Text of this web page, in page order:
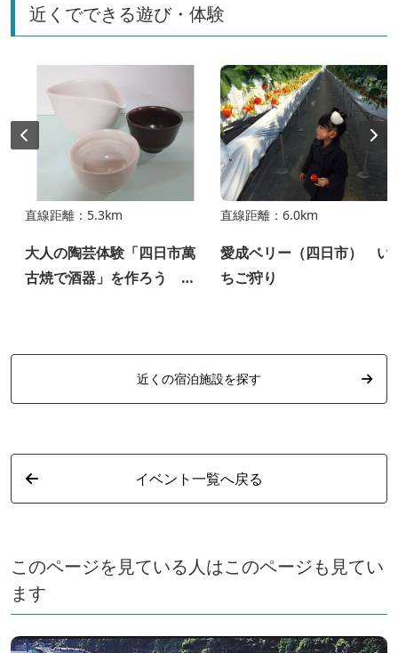
近くでできる遊び・体験
直線距離：5.3km
大人の陶芸体験「四日市萬
古焼で酒器」を作ろう ～
直線距離：6.0km
愛成ベリー（四日市） い
ちご狩り
近くの宿泊施設を探す
イベント一覧へ戻る
このページを見ている人はこのページも見てい
ます